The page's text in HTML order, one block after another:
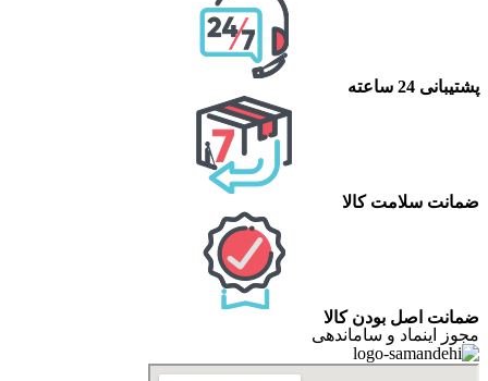
پشتیبانی 24 ساعته
ضمانت سلامت کالا
ضمانت اصل بودن کالا
مجوز اینماد و ساماندهی